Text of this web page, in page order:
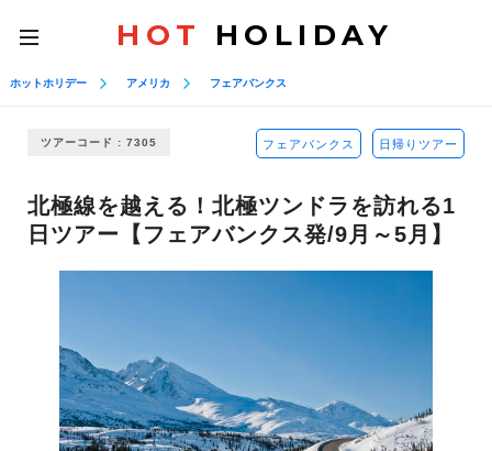
toggle
navigation
HOT HOLIDAY
ホットホリデー アメリカ フェアバンクス
ツアーコード : 7305 フェアバンクス 日帰りツアー
北極線を越える！北極ツンドラを訪れる1
日ツアー【フェアバンクス発/9月～5月】